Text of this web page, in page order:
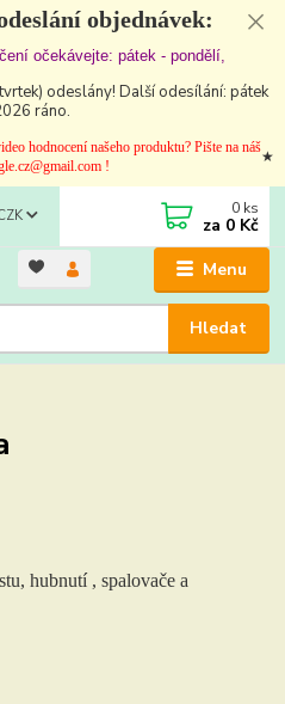
objednávek:
očekávejte: pátek - pondělí,
odeslány! Další odesílání: pátek
ráno.
hodnocení našeho produktu? Pište na náš
!
★
Menu
Hledat
0 ks
za 0 Kč
hubnutí , spalovače a